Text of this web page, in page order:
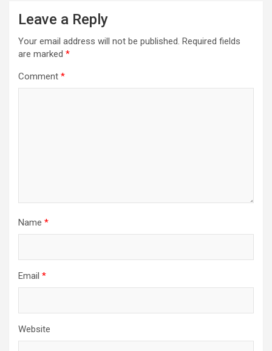
Leave a Reply
Your email address will not be published. Required fields
are marked *
Comment *
Name *
Email *
Website